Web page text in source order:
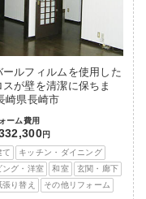
ールフィルムを使用した
スが壁を清潔に保ちま
崎県長崎市
ーム費用
円
て
キッチン・ダイニング
ング・洋室
和室
玄関・廊下
張り替え
その他リフォーム